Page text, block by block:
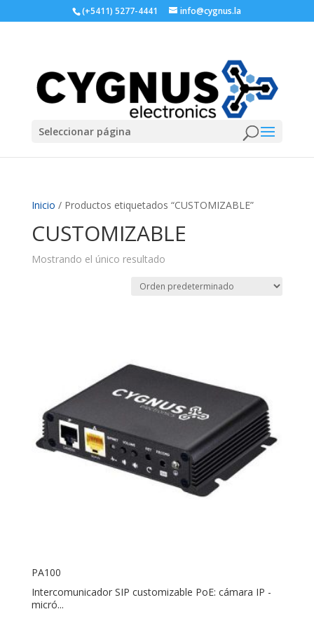
(+5411) 5277-4441 info@cygnus.la
Seleccionar página
Inicio / Productos etiquetados “CUSTOMIZABLE”
CUSTOMIZABLE
Mostrando el único resultado
PA100
Intercomunicador SIP customizable PoE: cámara IP -
micró...